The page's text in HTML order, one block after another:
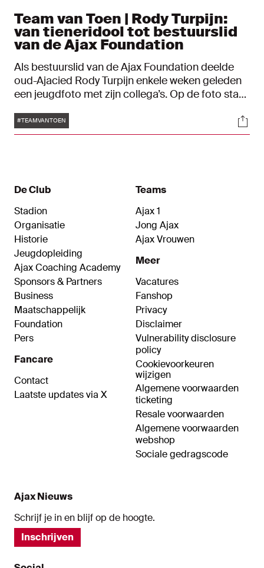
Team van Toen | Rody Turpijn:
van tieneridool tot bestuurslid
van de Ajax Foundation
Als bestuurslid van de Ajax Foundation deelde
oud-Ajacied Rody Turpijn enkele weken geleden
een jeugdfoto met zijn collega’s. Op de foto staat
beeltenis onder andere vergezeld door Danny
Schenkel, de huidige coach van de Ajax Vrouwen
Tags
#TEAMVANTOEN
De Club
Stadion
Organisatie
Historie
Jeugdopleiding
Ajax Coaching Academy
Sponsors & Partners
Business
Maatschappelijk
Foundation
Pers
Fancare
Contact
Laatste updates via X
Teams
Ajax 1
Jong Ajax
Ajax Vrouwen
Meer
Vacatures
Fanshop
Privacy
Disclaimer
Vulnerability disclosure
policy
Cookievoorkeuren
wijzigen
Algemene voorwaarden
ticketing
Resale voorwaarden
Algemene voorwaarden
webshop
Sociale gedragscode
Ajax Nieuws
Schrijf je in en blijf op de hoogte.
Inschrijven